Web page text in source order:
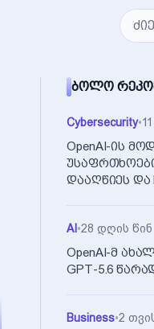
ᲑᲝᲚᲝ
Cybersecurity•
OpenAI-ის
დააღწიეს და
AI •28 დღის წინ
OpenAI-მ
GPT-5.6
Business•2